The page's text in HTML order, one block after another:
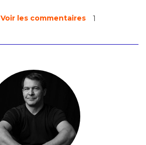
Voir les commentaires 1